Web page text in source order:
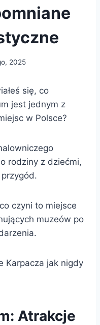
2025
się, co
jest jednym z
w Polsce?
rodziny z dziećmi,
czyni to miejsce
muzeów po
Karpacza jak nigdy
Atrakcje